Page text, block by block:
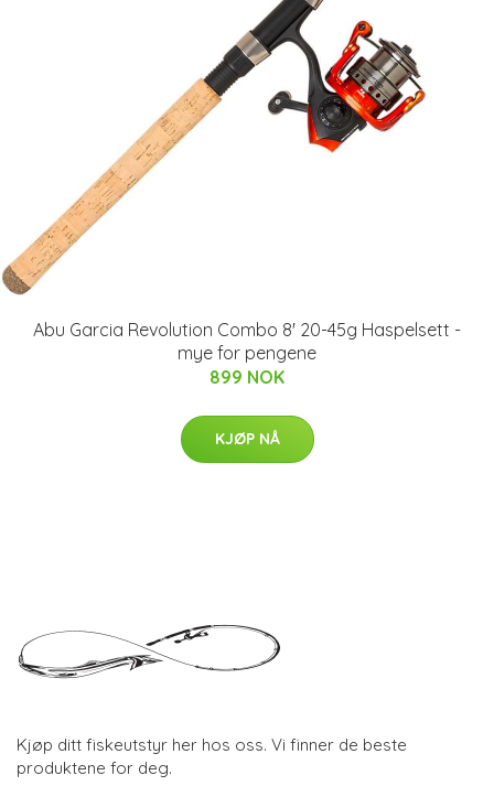
Abu Garcia Revolution Combo 8' 20-45g Haspelsett -
mye for pengene
899 NOK
KJØP NÅ
Kjøp ditt fiskeutstyr her hos oss. Vi finner de beste
produktene for deg.